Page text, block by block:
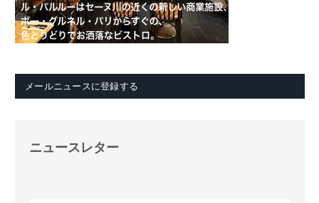
メールニュースに登録する
ニュースレター